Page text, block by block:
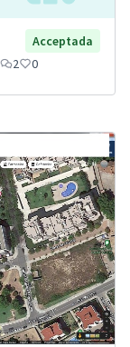
Acceptada
2 0